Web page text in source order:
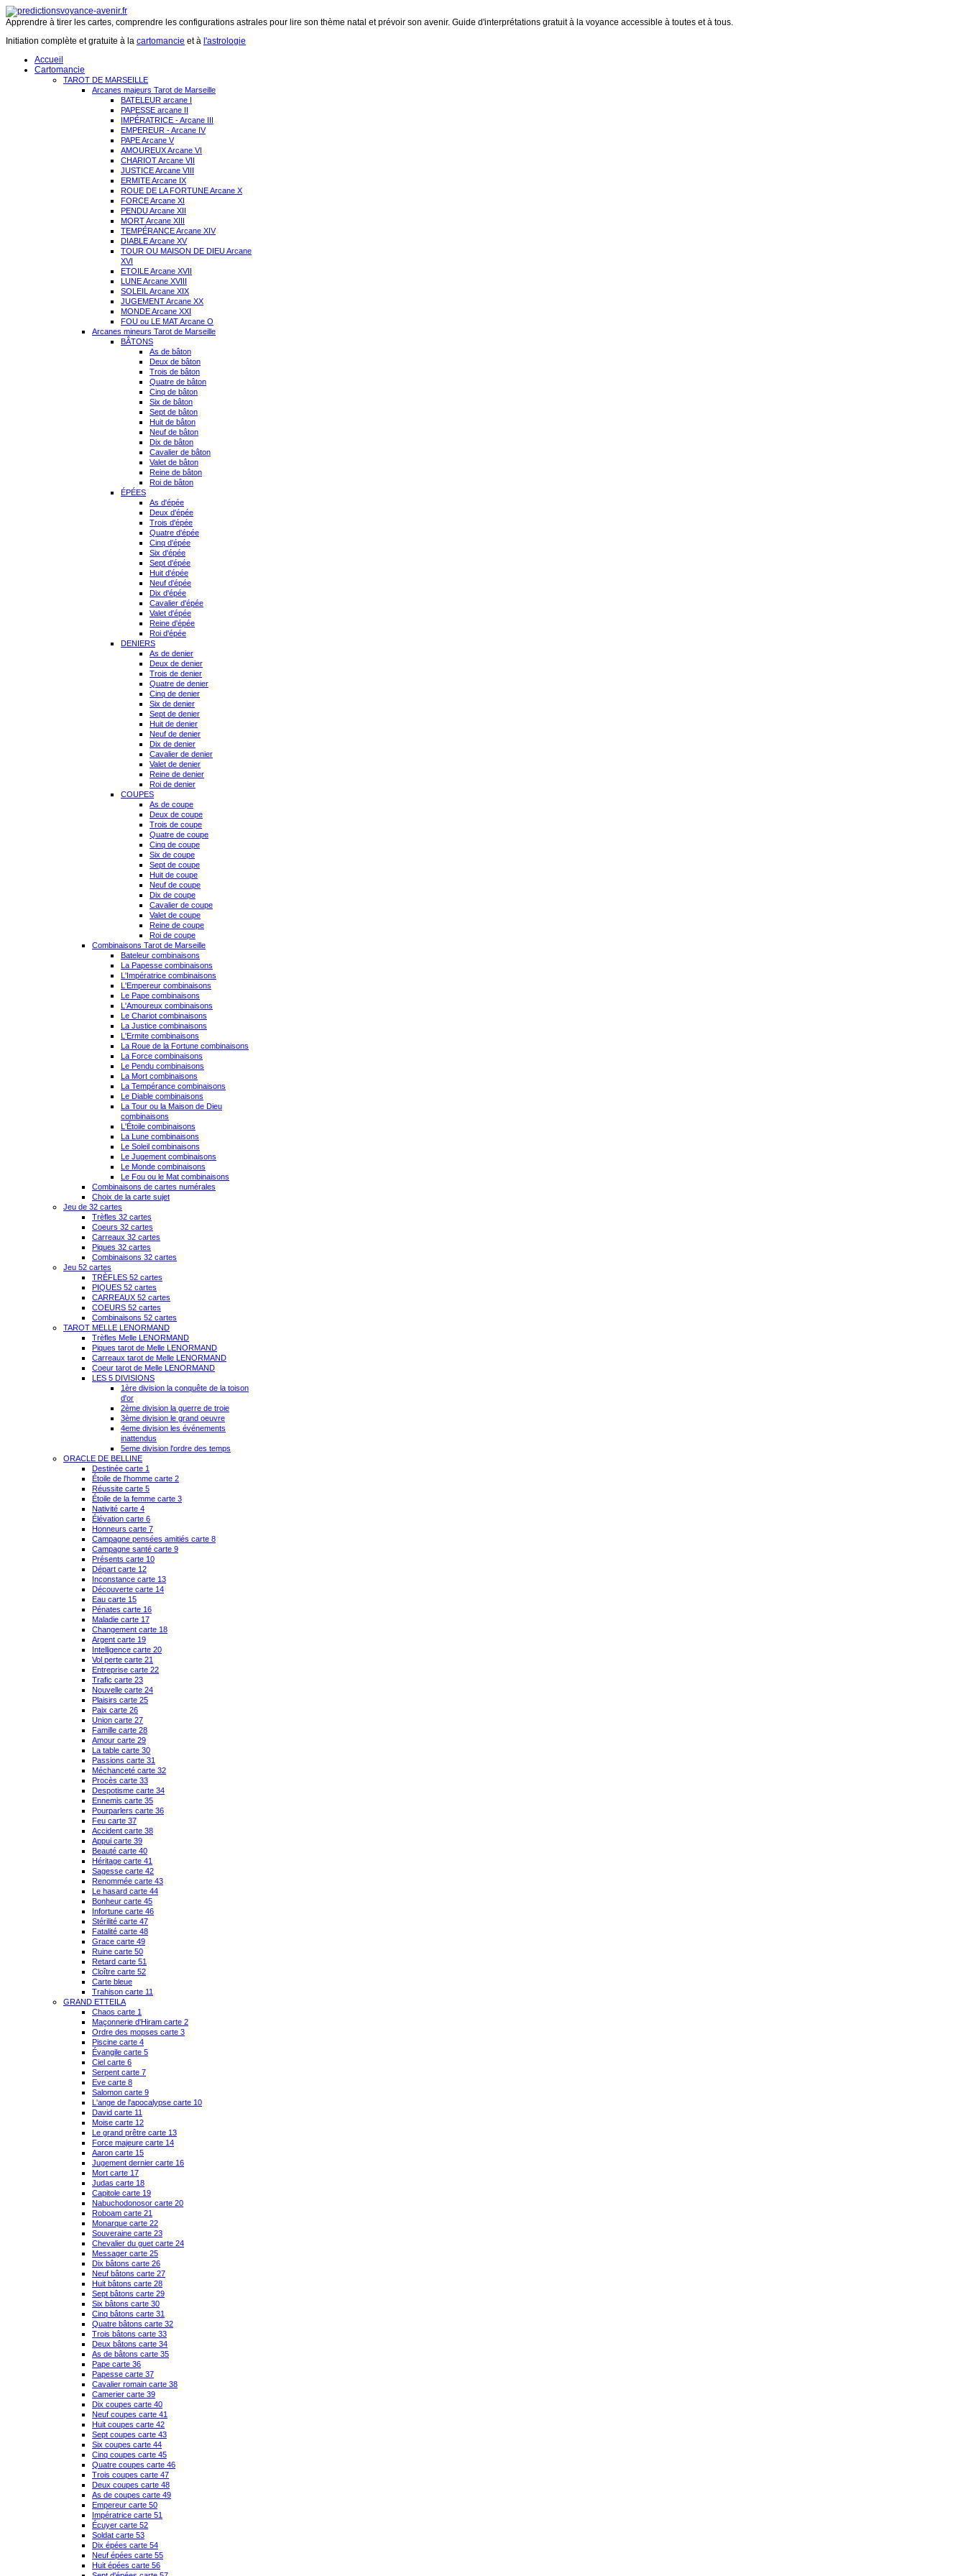
Apprendre à tirer les cartes, comprendre les configurations astrales pour lire son thème natal et prévoir son avenir. Guide d'interprétations gratuit à la voyance accessible à toutes et à tous.
Initiation complète et gratuite à la cartomancie et à l'astrologie
Accueil
Cartomancie
TAROT DE MARSEILLE
Arcanes majeurs Tarot de Marseille
BATELEUR arcane I
PAPESSE arcane II
IMPÉRATRICE - Arcane III
EMPEREUR - Arcane IV
PAPE Arcane V
AMOUREUX Arcane VI
CHARIOT Arcane VII
JUSTICE Arcane VIII
ERMITE Arcane IX
ROUE DE LA FORTUNE Arcane X
FORCE Arcane XI
PENDU Arcane XII
MORT Arcane XIII
TEMPÉRANCE Arcane XIV
DIABLE Arcane XV
TOUR OU MAISON DE DIEU Arcane
XVI
ETOILE Arcane XVII
LUNE Arcane XVIII
SOLEIL Arcane XIX
JUGEMENT Arcane XX
MONDE Arcane XXI
FOU ou LE MAT Arcane O
Arcanes mineurs Tarot de Marseille
BÂTONS
As de bâton
Deux de bâton
Trois de bâton
Quatre de bâton
Cinq de bâton
Six de bâton
Sept de bâton
Huit de bâton
Neuf de bâton
Dix de bâton
Cavalier de bâton
Valet de bâton
Reine de bâton
Roi de bâton
ÉPÉES
As d'épée
Deux d'épée
Trois d'épée
Quatre d'épée
Cinq d'épée
Six d'épée
Sept d'épée
Huit d'épée
Neuf d'épée
Dix d'épée
Cavalier d'épée
Valet d'épée
Reine d'épée
Roi d'épée
DENIERS
As de denier
Deux de denier
Trois de denier
Quatre de denier
Cinq de denier
Six de denier
Sept de denier
Huit de denier
Neuf de denier
Dix de denier
Cavalier de denier
Valet de denier
Reine de denier
Roi de denier
COUPES
As de coupe
Deux de coupe
Trois de coupe
Quatre de coupe
Cinq de coupe
Six de coupe
Sept de coupe
Huit de coupe
Neuf de coupe
Dix de coupe
Cavalier de coupe
Valet de coupe
Reine de coupe
Roi de coupe
Combinaisons Tarot de Marseille
Bateleur combinaisons
La Papesse combinaisons
L'Impératrice combinaisons
L'Empereur combinaisons
Le Pape combinaisons
L'Amoureux combinaisons
Le Chariot combinaisons
La Justice combinaisons
L'Ermite combinaisons
La Roue de la Fortune combinaisons
La Force combinaisons
Le Pendu combinaisons
La Mort combinaisons
La Tempérance combinaisons
Le Diable combinaisons
La Tour ou la Maison de Dieu
combinaisons
L'Étoile combinaisons
La Lune combinaisons
Le Soleil combinaisons
Le Jugement combinaisons
Le Monde combinaisons
Le Fou ou le Mat combinaisons
Combinaisons de cartes numérales
Choix de la carte sujet
Jeu de 32 cartes
Trèfles 32 cartes
Coeurs 32 cartes
Carreaux 32 cartes
Piques 32 cartes
Combinaisons 32 cartes
Jeu 52 cartes
TRÈFLES 52 cartes
PIQUES 52 cartes
CARREAUX 52 cartes
COEURS 52 cartes
Combinaisons 52 cartes
TAROT MELLE LENORMAND
Trèfles Melle LENORMAND
Piques tarot de Melle LENORMAND
Carreaux tarot de Melle LENORMAND
Coeur tarot de Melle LENORMAND
LES 5 DIVISIONS
1ère division la conquête de la toison
d'or
2ème division la guerre de troie
3ème division le grand oeuvre
4eme division les événements
inattendus
5eme division l'ordre des temps
ORACLE DE BELLINE
Destinée carte 1
Étoile de l'homme carte 2
Réussite carte 5
Étoile de la femme carte 3
Nativité carte 4
Élévation carte 6
Honneurs carte 7
Campagne pensées amitiés carte 8
Campagne santé carte 9
Présents carte 10
Départ carte 12
Inconstance carte 13
Découverte carte 14
Eau carte 15
Pénates carte 16
Maladie carte 17
Changement carte 18
Argent carte 19
Intelligence carte 20
Vol perte carte 21
Entreprise carte 22
Trafic carte 23
Nouvelle carte 24
Plaisirs carte 25
Paix carte 26
Union carte 27
Famille carte 28
Amour carte 29
La table carte 30
Passions carte 31
Méchanceté carte 32
Procès carte 33
Despotisme carte 34
Ennemis carte 35
Pourparlers carte 36
Feu carte 37
Accident carte 38
Appui carte 39
Beauté carte 40
Héritage carte 41
Sagesse carte 42
Renommée carte 43
Le hasard carte 44
Bonheur carte 45
Infortune carte 46
Stérilité carte 47
Fatalité carte 48
Grace carte 49
Ruine carte 50
Retard carte 51
Cloître carte 52
Carte bleue
Trahison carte 11
GRAND ETTEILA
Chaos carte 1
Maçonnerie d'Hiram carte 2
Ordre des mopses carte 3
Piscine carte 4
Évangile carte 5
Ciel carte 6
Serpent carte 7
Eve carte 8
Salomon carte 9
L'ange de l'apocalypse carte 10
David carte 11
Moise carte 12
Le grand prêtre carte 13
Force majeure carte 14
Aaron carte 15
Jugement dernier carte 16
Mort carte 17
Judas carte 18
Capitole carte 19
Nabuchodonosor carte 20
Roboam carte 21
Monarque carte 22
Souveraine carte 23
Chevalier du guet carte 24
Messager carte 25
Dix bâtons carte 26
Neuf bâtons carte 27
Huit bâtons carte 28
Sept bâtons carte 29
Six bâtons carte 30
Cinq bâtons carte 31
Quatre bâtons carte 32
Trois bâtons carte 33
Deux bâtons carte 34
As de bâtons carte 35
Pape carte 36
Papesse carte 37
Cavalier romain carte 38
Camerier carte 39
Dix coupes carte 40
Neuf coupes carte 41
Huit coupes carte 42
Sept coupes carte 43
Six coupes carte 44
Cinq coupes carte 45
Quatre coupes carte 46
Trois coupes carte 47
Deux coupes carte 48
As de coupes carte 49
Empereur carte 50
Impératrice carte 51
Écuyer carte 52
Soldat carte 53
Dix épées carte 54
Neuf épées carte 55
Huit épées carte 56